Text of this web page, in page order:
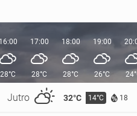
Jutro 32°C 14°C 18
16:00
28°C
17:00
28°C
18:00
28°C
19:00
26°C